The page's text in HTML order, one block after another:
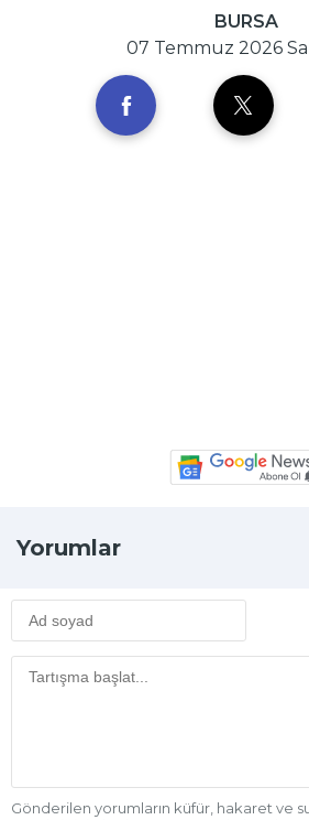
BURSA
07 Temmuz 2026
Yorumlar
Gönderilen yorumların küfür, hakaret ve